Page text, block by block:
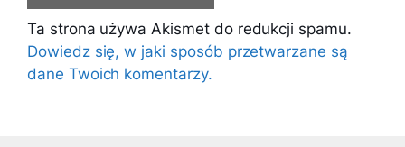
Ta strona używa Akismet do redukcji spamu.
Dowiedz się, w jaki sposób przetwarzane są
dane Twoich komentarzy.